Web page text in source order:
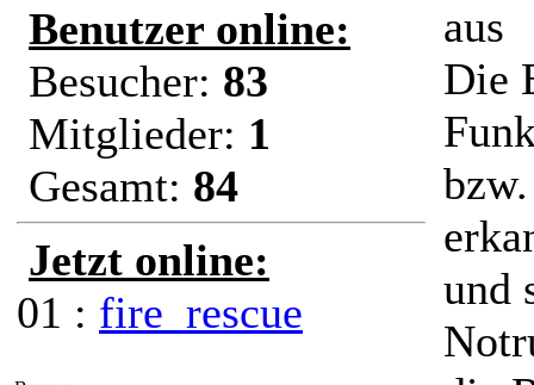
Benutzer online:
Besucher: 83
Mitglieder: 1
Gesamt: 84
Jetzt online:
01 : fire_rescue
aus
Die
und